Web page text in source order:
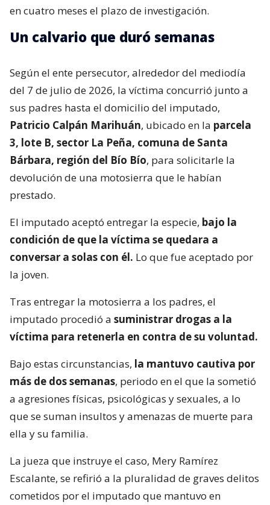
en cuatro meses el plazo de investigación.
Un calvario que duró semanas
Según el ente persecutor, alrededor del mediodía
del 7 de julio de 2026, la víctima concurrió junto a
sus padres hasta el domicilio del imputado,
Patricio Calpán Marihuán, ubicado en la parcela
3, lote B, sector La Peña, comuna de Santa
Bárbara, región del Bío Bío, para solicitarle la
devolución de una motosierra que le habían
prestado.
El imputado aceptó entregar la especie, bajo la
condición de que la víctima se quedara a
conversar a solas con él. Lo que fue aceptado por
la joven.
Tras entregar la motosierra a los padres, el
imputado procedió a suministrar drogas a la
víctima para retenerla en contra de su voluntad.
Bajo estas circunstancias, la mantuvo cautiva por
más de dos semanas, periodo en el que la sometió
a agresiones físicas, psicológicas y sexuales, a lo
que se suman insultos y amenazas de muerte para
ella y su familia.
La jueza que instruye el caso, Mery Ramírez
Escalante, se refirió a la pluralidad de graves delitos
cometidos por el imputado que mantuvo en